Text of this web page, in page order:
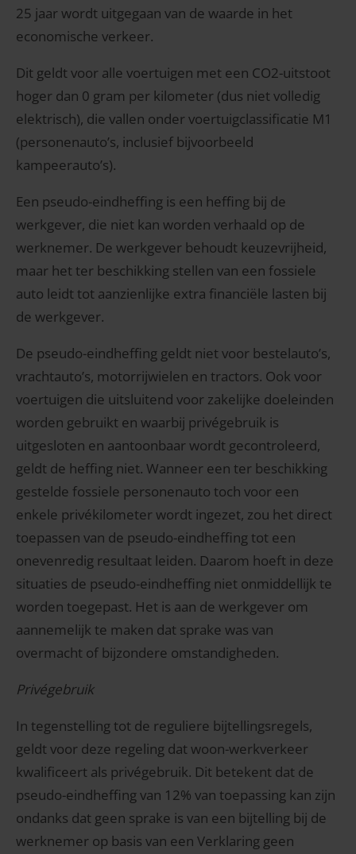
25 jaar wordt uitgegaan van de waarde in het
economische verkeer.
Dit geldt voor alle voertuigen met een CO2-uitstoot
hoger dan 0 gram per kilometer (dus niet volledig
elektrisch), die vallen onder voertuigclassificatie M1
(personenauto’s, inclusief bijvoorbeeld
kampeerauto’s).
Een pseudo-eindheffing is een heffing bij de
werkgever, die niet kan worden verhaald op de
werknemer. De werkgever behoudt keuzevrijheid,
maar het ter beschikking stellen van een fossiele
auto leidt tot aanzienlijke extra financiële lasten bij
de werkgever.
De pseudo-eindheffing geldt niet voor bestelauto’s,
vrachtauto’s, motorrijwielen en tractors. Ook voor
voertuigen die uitsluitend voor zakelijke doeleinden
worden gebruikt en waarbij privégebruik is
uitgesloten en aantoonbaar wordt gecontroleerd,
geldt de heffing niet. Wanneer een ter beschikking
gestelde fossiele personenauto toch voor een
enkele privékilometer wordt ingezet, zou het direct
toepassen van de pseudo-eindheffing tot een
onevenredig resultaat leiden. Daarom hoeft in deze
situaties de pseudo-eindheffing niet onmiddellijk te
worden toegepast. Het is aan de werkgever om
aannemelijk te maken dat sprake was van
overmacht of bijzondere omstandigheden.
Privégebruik
In tegenstelling tot de reguliere bijtellingsregels,
geldt voor deze regeling dat woon-werkverkeer
kwalificeert als privégebruik. Dit betekent dat de
pseudo-eindheffing van 12% van toepassing kan zijn
ondanks dat geen sprake is van een bijtelling bij de
werknemer op basis van een Verklaring geen